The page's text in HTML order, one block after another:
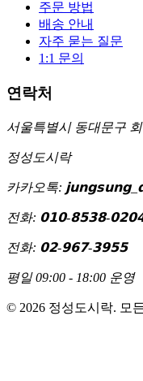
주문 방법
배송 안내
자주 묻는 질문
1:1 문의
연락처
서울특별시 동대문구
정성도시락
카카오톡:
전화: 𝟬𝟭𝟬-𝟴𝟱𝟯𝟴-
전화: 𝟬𝟮-𝟵𝟲𝟳-𝟯𝟵𝟱𝟱
평일 09:00 - 18:00 운영
© 2026 정성도시락. 모